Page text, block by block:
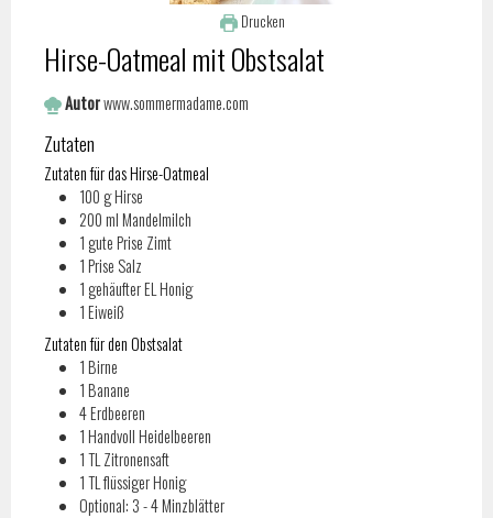
Drucken
Hirse-Oatmeal mit Obstsalat
Autorwww.sommermadame.com
Zutaten
Zutaten für das Hirse-Oatmeal
100 gHirse
200 ml Mandelmilch
1 gute Prise Zimt
1 Prise Salz
1 gehäufter EL Honig
1 Eiweiß
Zutaten für den Obstsalat
1 Birne
1 Banane
4Erdbeeren
1 Handvoll Heidelbeeren
1 TL Zitronensaft
1 TL flüssiger Honig
Optional: 3 - 4 Minzblätter